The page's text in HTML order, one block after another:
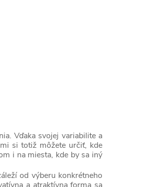
Vďaka svojej variabilite a
si totiž môžete určiť, kde
i na miesta, kde by sa iný
od výberu konkrétneho